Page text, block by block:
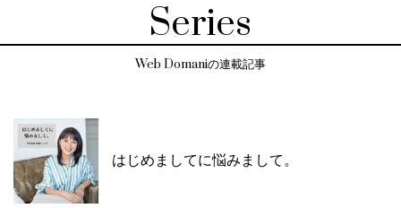
Series
Web Domaniの連載記事
はじめましてに悩みまして。